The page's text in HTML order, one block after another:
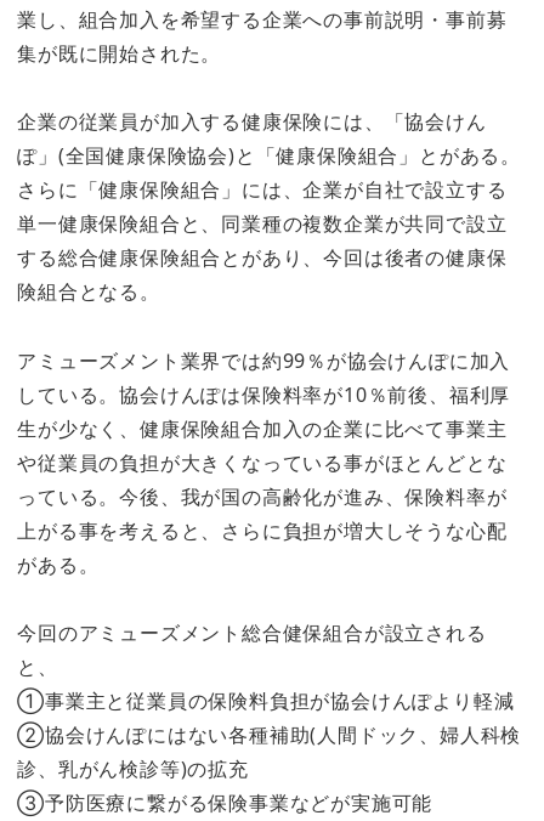
業し、組合加入を希望する企業への事前説明・事前募
集が既に開始された。
企業の従業員が加入する健康保険には、「協会けん
ぽ」(全国健康保険協会)と「健康保険組合」とがある。
さらに「健康保険組合」には、企業が自社で設立する
単一健康保険組合と、同業種の複数企業が共同で設立
する総合健康保険組合とがあり、今回は後者の健康保
険組合となる。
アミューズメント業界では約99％が協会けんぽに加入
している。協会けんぽは保険料率が10％前後、福利厚
生が少なく、健康保険組合加入の企業に比べて事業主
や従業員の負担が大きくなっている事がほとんどとな
っている。今後、我が国の高齢化が進み、保険料率が
上がる事を考えると、さらに負担が増大しそうな心配
がある。
今回のアミューズメント総合健保組合が設立される
と、
①事業主と従業員の保険料負担が協会けんぽより軽減
②協会けんぽにはない各種補助(人間ドック、婦人科検
診、乳がん検診等)の拡充
③予防医療に繋がる保険事業などが実施可能